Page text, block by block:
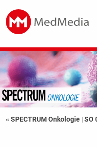
« SPECTRUM Onkologie |SO